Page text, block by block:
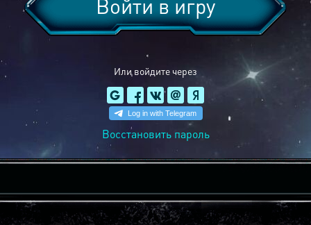
Или войдите через
Войти в игру
Восстановить пароль